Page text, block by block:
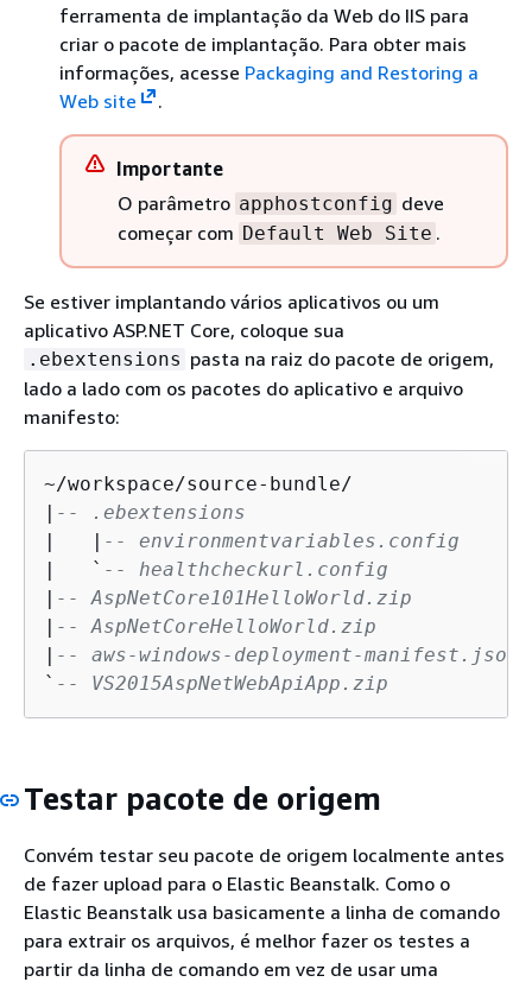
ferramenta de implantação da Web do IIS para
criar o pacote de implantação. Para obter mais
informações, acesse Packaging and Restoring a
Web site
.
Importante
O parâmetro apphostconfig deve
começar com Default Web Site .
Se estiver implantando vários aplicativos ou um
aplicativo ASP.NET Core, coloque sua
.ebextensions pasta na raiz do pacote de origem,
lado a lado com os pacotes do aplicativo e arquivo
manifesto:
~/workspace/source-bundle/
| -- .ebextensions
|   | -- environmentvariables.config
|   ` -- healthcheckurl.config
| -- AspNetCore101HelloWorld.zip
| -- AspNetCoreHelloWorld.zip
| -- aws-windows-deployment-manifest.json
` -- VS2015AspNetWebApiApp.zip
Testar pacote de origem
Convém testar seu pacote de origem localmente antes
de fazer upload para o Elastic Beanstalk. Como o
Elastic Beanstalk usa basicamente a linha de comando
para extrair os arquivos, é melhor fazer os testes a
partir da linha de comando em vez de usar uma